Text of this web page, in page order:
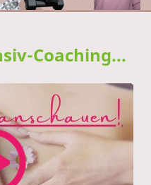
Coaching...